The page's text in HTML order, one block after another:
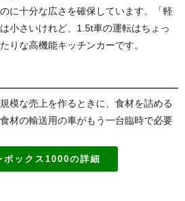
に十分な広さを確保しています。「軽
小さいけれど、1.5t車の運転はちょっ
りな高機能キッチンカーです。
模な売上を作るときに、食材を詰める
材の輸送用の車がもう一台臨時で必要
ボックス1000の詳細